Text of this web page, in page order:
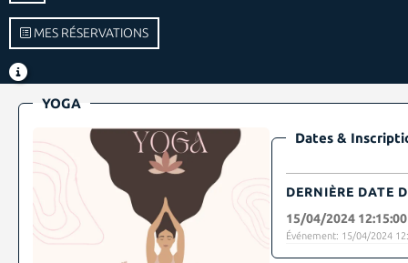
MES RÉSERVATIONS
YOGA
Dates &
DERNIÈRE DATE
15/04/2024 12:15:00
Événement: 15/04/2024